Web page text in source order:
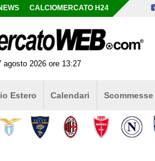
CALCIOMERCATO H24
agosto 2026 ore 13:27
Estero Calendari Scommesse